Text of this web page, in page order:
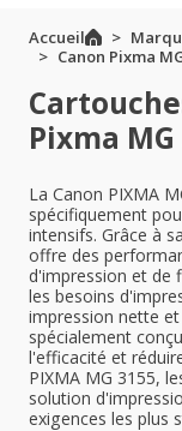
Accueil
Canon Pixma
Pixma MG
La Canon PIXMA
spécifiquement
intensifs. Grâce à
offre des
d'impression et de
les besoins
impression nette
spécialement
l'efficacité et
PIXMA MG 3155,
solution
exigences les plus